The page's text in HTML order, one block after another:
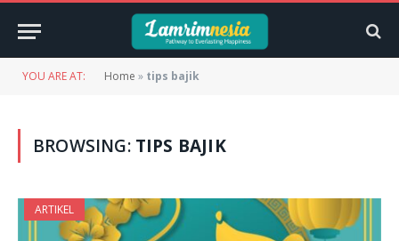
YOU ARE AT: Home » tips bajik
BROWSING: TIPS BAJIK
ARTIKEL